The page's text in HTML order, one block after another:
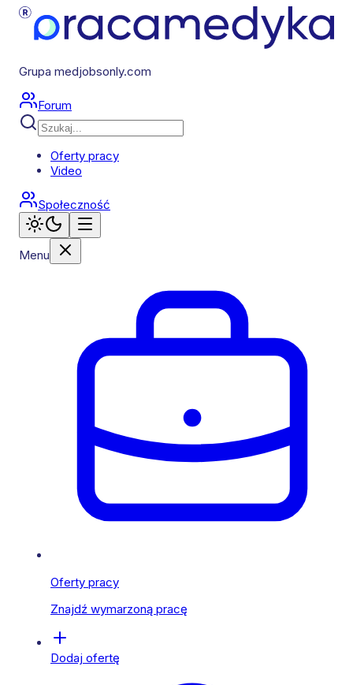
Grupa medjobsonly.com
Forum
Oferty pracy
Video
Społeczność
Menu
Oferty pracy
Znajdź wymarzoną pracę
Dodaj ofertę